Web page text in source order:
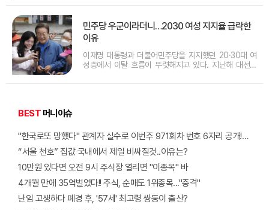
청은 5일 청와대 영빈관에서 열린 하반기 주요 업무 보고
년 1월 1일부터 적용할 계획이라고 밝혔다.
민주당 우군이라더니…2030 여성 지지율 급락한
이유
이재명 대통령과 더불어민주당을 지지했던 20·30대 여
성층에서 이탈 흐름이 뚜렷해지고 있다. 지난해 대선과
성들이 부동산, 주식시장, 여성 정책 등에 실망감을 드러
BEST 머니이슈
"한국로또 망했다" 관계자 실수로 이번주 971회차 번호 6자리 공개!? 꼭 확인해라!
“서울 천호” 집값 국내에서 제일 비싸질것..이유는?
10만원 있다면 오전 9시 주식장 열리면 "이종목" 바
4개월 만에 35억벌었다!! 주식, 순매도 1위종목..."충격"
난임 고생하다 폐경 후, '57세' 최고령 쌍둥이 출산?